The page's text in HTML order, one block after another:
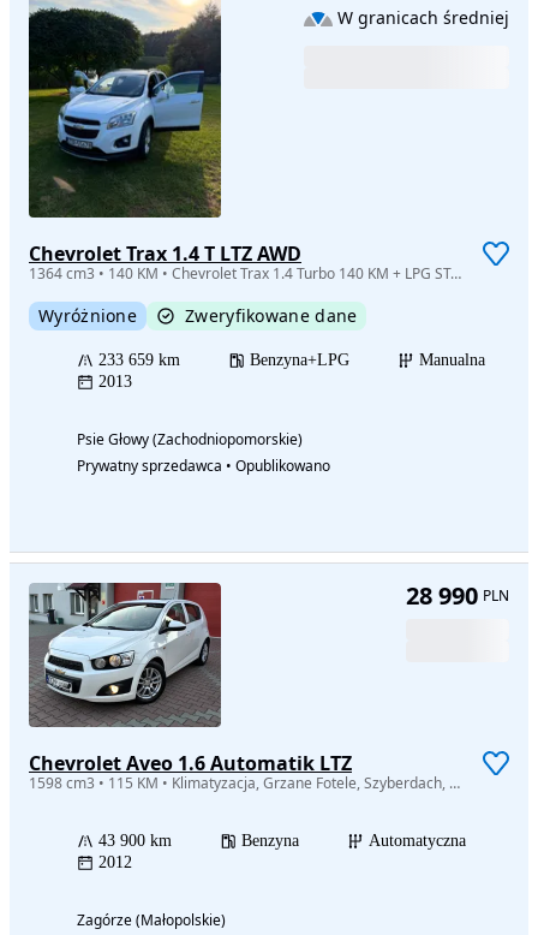
Chevrolet Trax 1.4 T LTZ AWD
1364 cm3 • 140 KM • Chevrolet Trax 1.4 Turbo 140 KM + LPG STAG | 2013 | II właściciel | 23
Wyróżnione Zweryfikowane dane
233 659 km Benzyna+LPG
Manualna
2013
Psie Głowy (Zachodniopomorskie)
Prywatny sprzedawca • Opublikowano
W granicach średniej
Chevrolet Aveo 1.6 Automatik LTZ
1598 cm3 • 115 KM • Klimatyzacja, Grzane Fotele, Szyberdach, PDC, Super Stan //GWARANCJA
43 900 km Benzyna
Automatyczna
2012
Zagórze (Małopolskie)
28 990 PLN